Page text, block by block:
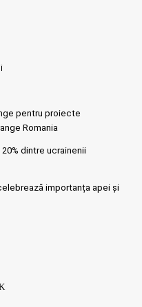
pentru proiecte
Romania
dintre ucrainenii
importanța apei și